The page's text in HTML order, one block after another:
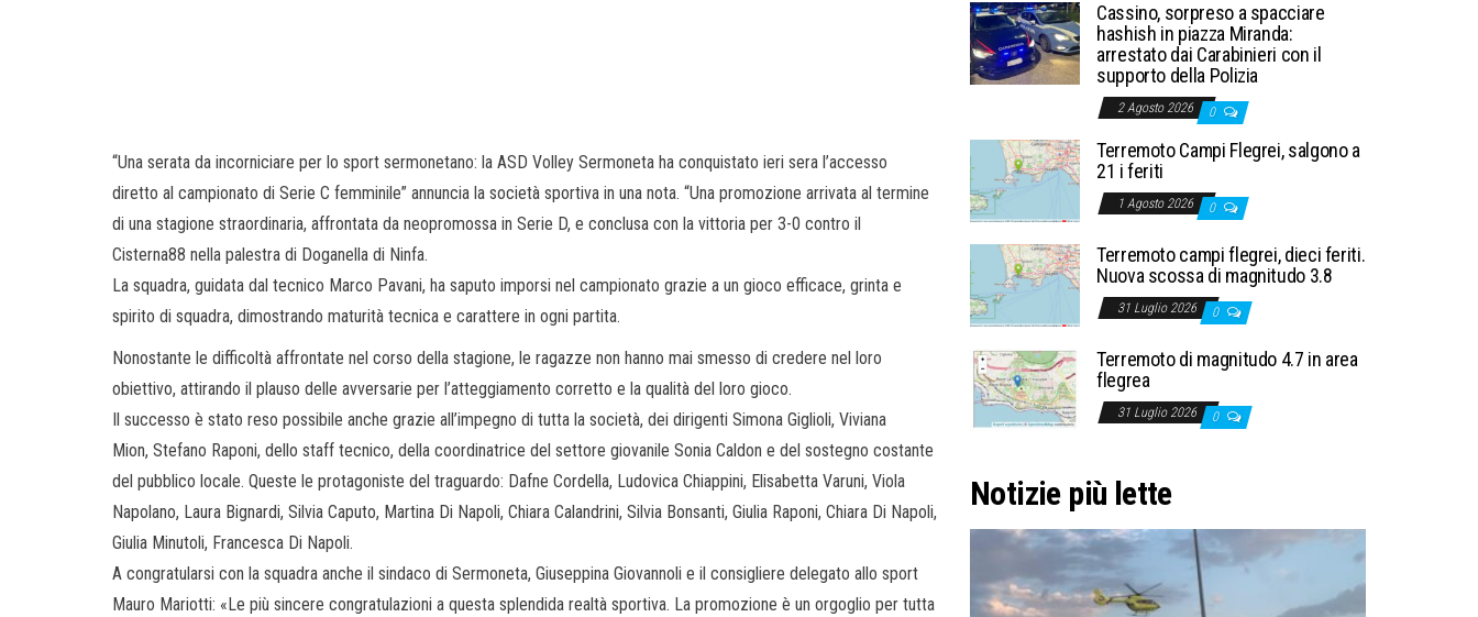
“Una serata da incorniciare per lo sport sermonetano: la ASD Volley Sermoneta ha conquistato ieri sera l’accesso
diretto al campionato di Serie C femminile” annuncia la società sportiva in una nota. “Una promozione arrivata al termine
di una stagione straordinaria, affrontata da neopromossa in Serie D, e conclusa con la vittoria per 3-0 contro il
Cisterna88 nella palestra di Doganella di Ninfa.
La squadra, guidata dal tecnico Marco Pavani, ha saputo imporsi nel campionato grazie a un gioco efficace, grinta e
spirito di squadra, dimostrando maturità tecnica e carattere in ogni partita.
Nonostante le difficoltà affrontate nel corso della stagione, le ragazze non hanno mai smesso di credere nel loro
obiettivo, attirando il plauso delle avversarie per l’atteggiamento corretto e la qualità del loro gioco.
Il successo è stato reso possibile anche grazie all’impegno di tutta la società, dei dirigenti Simona Giglioli, Viviana
Mion, Stefano Raponi, dello staff tecnico, della coordinatrice del settore giovanile Sonia Caldon e del sostegno costante
del pubblico locale. Queste le protagoniste del traguardo: Dafne Cordella, Ludovica Chiappini, Elisabetta Varuni, Viola
Napolano, Laura Bignardi, Silvia Caputo, Martina Di Napoli, Chiara Calandrini, Silvia Bonsanti, Giulia Raponi, Chiara Di Napoli,
Giulia Minutoli, Francesca Di Napoli.
A congratularsi con la squadra anche il sindaco di Sermoneta, Giuseppina Giovannoli e il consigliere delegato allo sport
Mauro Mariotti: «Le più sincere congratulazioni a questa splendida realtà sportiva. La promozione è un orgoglio per tutta
Cassino, sorpreso a spacciare
hashish in piazza Miranda:
arrestato dai Carabinieri con il
supporto della Polizia
2 Agosto 2026 0
Terremoto Campi Flegrei, salgono a
21 i feriti
1 Agosto 2026 0
Terremoto campi flegrei, dieci feriti.
Nuova scossa di magnitudo 3.8
31 Luglio 2026 0
Terremoto di magnitudo 4.7 in area
flegrea
31 Luglio 2026 0
Notizie più lette